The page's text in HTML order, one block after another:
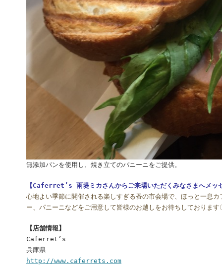
無添加パンを使用し、焼き立てのパニーニをご提供。
【Caferret’s 雨堤ミカさんからご来場いただくみなさまへメッ
心地よい季節に開催される楽しすぎる蚤の市会場で、ほっと一息
ー、パニーニなどをご用意して皆様のお越しをお待ちしております
【店舗情報】
Caferret’s
兵庫県
http://www.caferrets.com